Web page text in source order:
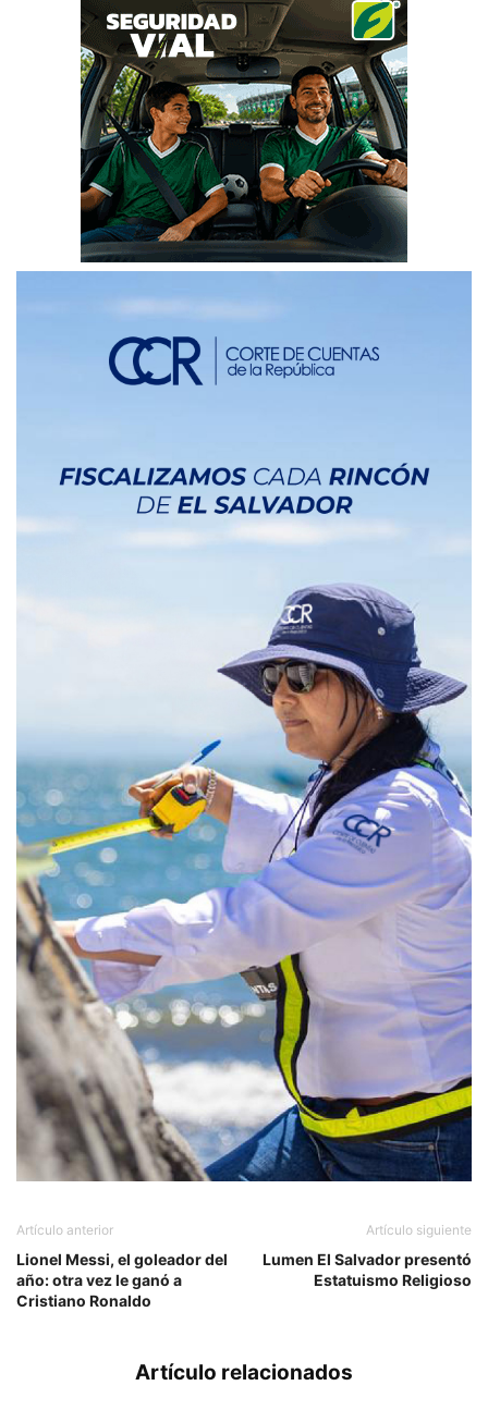
Artículo anterior
Lionel Messi, el goleador del
año: otra vez le ganó a
Cristiano Ronaldo
Artículo siguiente
Lumen El Salvador presentó
Estatuismo Religioso
Artículo relacionados